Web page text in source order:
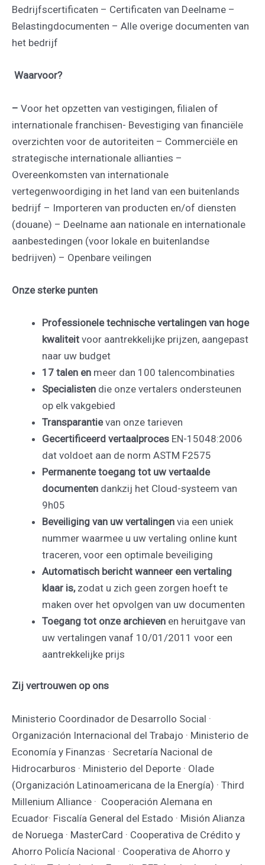
Bedrijfscertificaten – Certificaten van Deelname –
Belastingdocumenten – Alle overige documenten van
het bedrijf
Waarvoor?
– Voor het opzetten van vestigingen, filialen of
internationale franchisen- Bevestiging van financiële
overzichten voor de autoriteiten – Commerciële en
strategische internationale allianties –
Overeenkomsten van internationale
vertegenwoordiging in het land van een buitenlands
bedrijf – Importeren van producten en/of diensten
(douane) – Deelname aan nationale en internationale
aanbestedingen (voor lokale en buitenlandse
bedrijven) – Openbare veilingen
Onze sterke punten
Professionele technische vertalingen van hoge
kwaliteit voor aantrekkelijke prijzen, aangepast
naar uw budget
17 talen en meer dan 100 talencombinaties
Specialisten die onze vertalers ondersteunen
op elk vakgebied
Transparantievan onze tarieven
Gecertificeerd vertaalproces EN-15048:2006
dat voldoet aan de norm ASTM F2575
Permanente toegang tot uw vertaalde
documenten dankzij het Cloud-systeem van
9h05
Beveiliging van uw vertalingen via een uniek
nummer waarmee u uw vertaling online kunt
traceren, voor een optimale beveiliging
Automatisch bericht wanneer een vertaling
klaar is, zodat u zich geen zorgen hoeft te
maken over het opvolgen van uw documenten
Toegang tot onze archieven en heruitgave van
uw vertalingen vanaf 10/01/2011 voor een
aantrekkelijke prijs
Zij vertrouwen op ons
Ministerio Coordinador de Desarrollo Social ·
Organización Internacional del Trabajo · Ministerio de
Economía y Finanzas · Secretaría Nacional de
Hidrocarburos · Ministerio del Deporte · Olade
(Organización Latinoamericana de la Energía) · Third
Millenium Alliance · Cooperación Alemana en
Ecuador· Fiscalía General del Estado · Misión Alianza
de Noruega · MasterCard · Cooperativa de Crédito y
Ahorro Policía Nacional · Cooperativa de Ahorro y